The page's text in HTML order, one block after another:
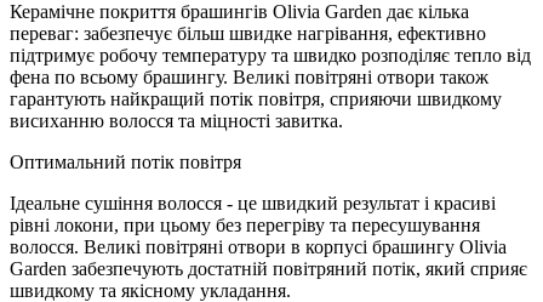
Керамічне покриття брашингів Olivia Garden дає кілька
переваг: забезпечує більш швидке нагрівання, ефективно
підтримує робочу температуру та швидко розподіляє тепло від
фена по всьому брашингу. Великі повітряні отвори також
гарантують найкращий потік повітря, сприяючи швидкому
висиханню волосся та міцності завитка.
Оптимальний потік повітря
Ідеальне сушіння волосся - це швидкий результат і красиві
рівні локони, при цьому без перегріву та пересушування
волосся. Великі повітряні отвори в корпусі брашингу Olivia
Garden забезпечують достатній повітряний потік, який сприяє
швидкому та якісному укладання.